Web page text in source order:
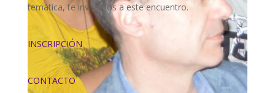
temática, te invitamos a este encuentro.
INSCRIPCIÓN
CONTACTO